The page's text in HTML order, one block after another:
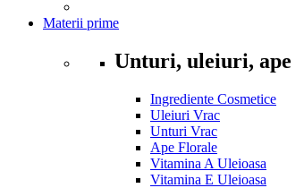
Materii prime
Unturi, uleiuri, ape
Ingrediente Cosmetice
Uleiuri Vrac
Unturi Vrac
Ape Florale
Vitamina A Uleioasa
Vitamina E Uleioasa